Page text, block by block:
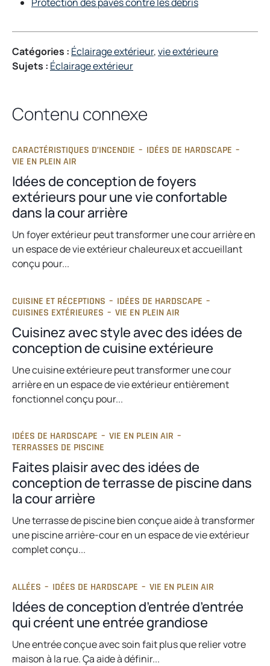
w
n
s
i
n
e
t
b
Catégories : Éclairage extérieur, vie extérieure
Sujets : Éclairage extérieur
Contenu connexe
CARACTÉRISTIQUES D’INCENDIE – IDÉES DE HARDSCAPE –
VIE EN PLEIN AIR
Idées de conception de foyers
extérieurs pour une vie confortable
dans la cour arrière
Un foyer extérieur peut transformer une cour arrière en
un espace de vie extérieur chaleureux et accueillant
conçu pour...
CUISINE ET RÉCEPTIONS – IDÉES DE HARDSCAPE –
CUISINES EXTÉRIEURES – VIE EN PLEIN AIR
Cuisinez avec style avec des idées de
conception de cuisine extérieure
Une cuisine extérieure peut transformer une cour
arrière en un espace de vie extérieur entièrement
fonctionnel conçu pour...
IDÉES DE HARDSCAPE – VIE EN PLEIN AIR –
TERRASSES DE PISCINE
Faites plaisir avec des idées de
conception de terrasse de piscine dans
la cour arrière
Une terrasse de piscine bien conçue aide à transformer
une piscine arrière-cour en un espace de vie extérieur
complet conçu...
ALLÉES – IDÉES DE HARDSCAPE – VIE EN PLEIN AIR
Idées de conception d’entrée d’entrée
qui créent une entrée grandiose
Une entrée conçue avec soin fait plus que relier votre
maison à la rue. Ça aide à définir...